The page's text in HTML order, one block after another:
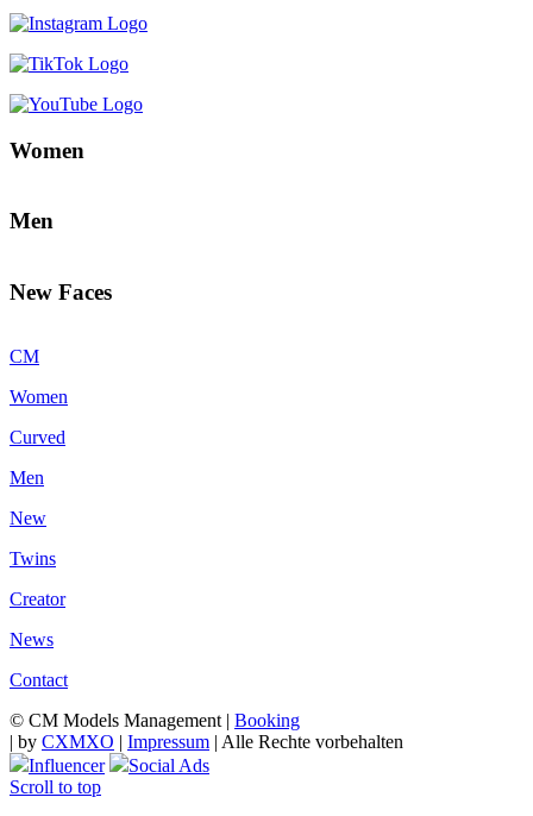
Women
Men
New Faces
CM
Women
Curved
Men
New
Twins
Creator
News
Contact
© CM Models Management | Booking
| by CXMXO | Impressum | Alle Rechte vorbehalten
Influencer
Social Ads
Scroll to top